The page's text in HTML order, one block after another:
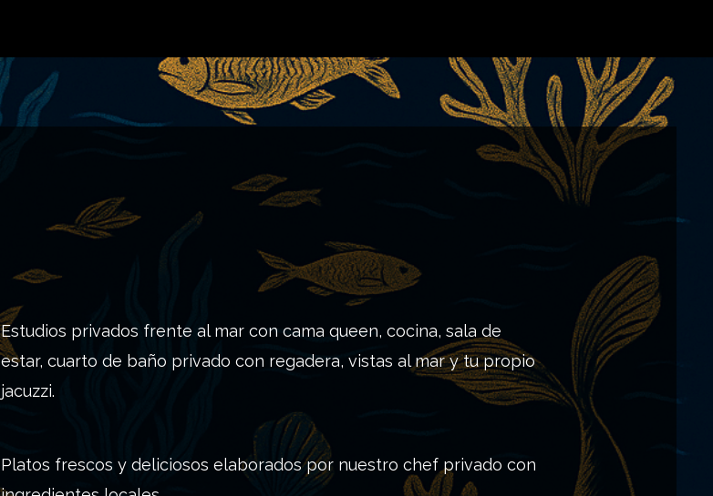
Estudios privados frente al mar con cama queen, cocina, sala de
estar, cuarto de baño privado con regadera, vistas al mar y tu propio
jacuzzi.
Platos frescos y deliciosos elaborados por nuestro chef privado con